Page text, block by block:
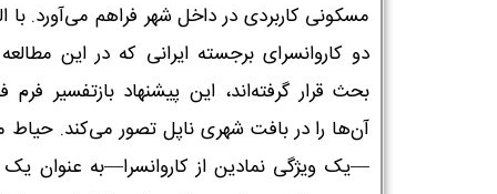
مسکونی کاربردی در داخل شهر فراهم می‌آورد. با
دو کاروانسرای برجسته ایرانی که در این
بحث قرار گرفته‌اند، این پیشنهاد بازتفسیر فرم
آن‌ها را در بافت شهری ناپل تصور می‌کند. حیاط
—یک ویژگی نمادین از کاروانسرا—به عنوان